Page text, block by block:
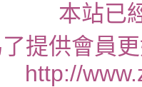
本站已
提供會員
http://